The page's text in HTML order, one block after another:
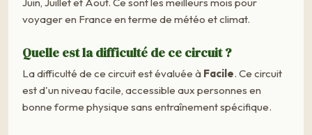
voyager en France en terme de météo et climat.
Quelle est la difficulté de ce circuit ?
La difficulté de ce circuit est évaluée à Facile. Ce circuit
est d'un niveau facile, accessible aux personnes en
bonne forme physique sans entraînement spécifique.